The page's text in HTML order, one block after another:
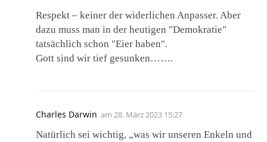
Respekt – keiner der widerlichen Anpasser. Aber
dazu muss man in der heutigen "Demokratie"
tatsächlich schon "Eier haben".
Gott sind wir tief gesunken…….
Charles Darwin am 28. März 2023 15:27
Natürlich sei wichtig, „was wir unseren Enkeln und